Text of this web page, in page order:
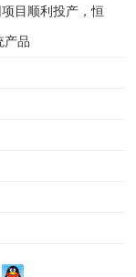
目顺利投产，恒
产品